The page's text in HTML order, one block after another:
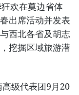
欢在奠边省体
出席活动并发表
西北各省及胡志
挖掘区域旅游潜
级代表团9月20